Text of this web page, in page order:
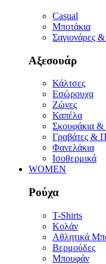
Casual
Μποτάκια
Σαγιονάρες
Αξεσουάρ
Κάλτσες
Εσώρουχα
Ζώνες
Καπέλα
Σκουφάκια &
Γραβάτες &
Φανελάκια
Ισοθερμικά
WOMEN
Ρούχα
T-Shirts
Κολάν
Αθλητικά
Βερμούδες
Μπουφάν